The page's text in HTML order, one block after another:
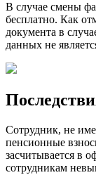
В случае смены
бесплатно. Как
документа в
данных не
Сотрудник, не
пенсионные
засчитывается в
сотрудникам